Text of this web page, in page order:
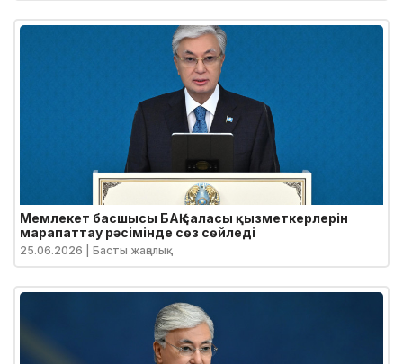
Мемлекет басшысы БАҚ саласы қызметкерлерін
марапаттау рәсімінде сөз сөйледі
25.06.2026 | Басты жаңалық